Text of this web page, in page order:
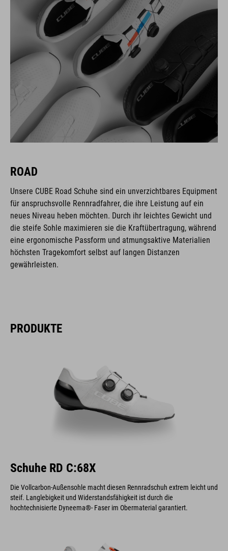
ROAD
Unsere CUBE Road Schuhe sind ein unverzichtbares Equipment
für anspruchsvolle Rennradfahrer, die ihre Leistung auf ein
neues Niveau heben möchten. Durch ihr leichtes Gewicht und
die steife Sohle maximieren sie die Kraftübertragung, während
eine ergonomische Passform und atmungsaktive Materialien
höchsten Tragekomfort selbst auf langen Distanzen
gewährleisten.
PRODUKTE
Schuhe RD C:68X
Die Vollcarbon-Außensohle macht diesen Rennradschuh extrem leicht und
steif. Langlebigkeit und Widerstandsfähigkeit ist durch die
hochtechnisierte Dyneema®- Faser im Obermaterial garantiert.